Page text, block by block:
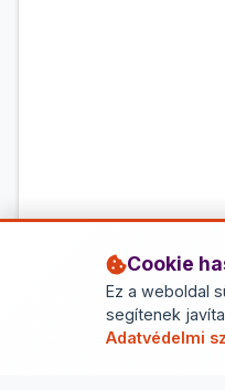
Cookie
Ez a weboldal
segítenek
Adatvédelmi